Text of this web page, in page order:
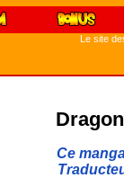
Le site
Ce